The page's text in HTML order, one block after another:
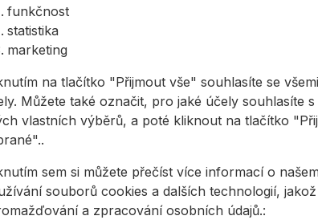
ruční hoblík má své místo zejména při
dřeva. Vyžaduje však více zkušeností i
ruční elektrický hoblík zajišťuje rovnoměrný
profesionálního výsledku i méně
jednoznačně efektivnějším řešením.
a kabelový elektrický hoblík
funkčnost
statistika
marketing
na tlačítko "Přijmout vše" souhlasíte se
Můžete také označit, pro jaké účely souhlasíte
vlastních výběrů, a poté kliknout na tlačítko
sem si můžete přečíst více informací o našem
souborů cookies a dalších technologií,
a zpracování osobních údajů.: